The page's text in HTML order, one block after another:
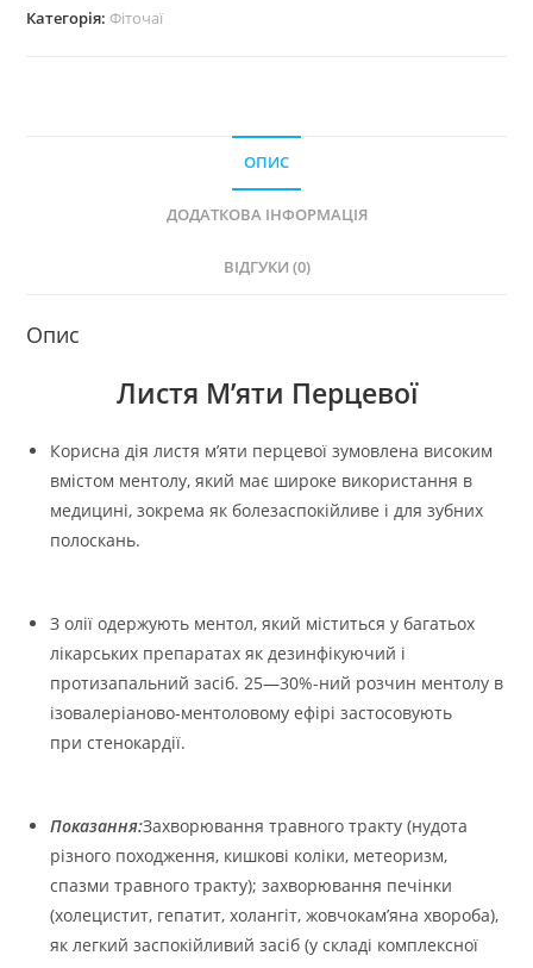
Перцевої"
Категорія:Фіточаї
ОПИС
ДОДАТКОВА ІНФОРМАЦІЯ
ВІДГУКИ (0)
Опис
Листя М’яти Перцевої
Корисна дія листя м’яти перцевої зумовлена високим
вмістом ментолу, який має широке використання в
медицині, зокрема як болезаспокійливе і для зубних
полоскань.
З олії одержують ментол, який міститься у багатьох
лікарських препаратах як дезинфікуючий і
протизапальний засіб. 25—30%-ний розчин ментолу в
ізовалеріаново-ментоловому ефірі застосовують
при стенокардії.
Показання:Захворювання травного тракту (нудота
різного походження, кишкові коліки, метеоризм,
спазми травного тракту); захворювання печінки
(холецистит, гепатит, холангіт, жовчокам’яна хвороба),
як легкий заспокійливий засіб (у складі комплексної